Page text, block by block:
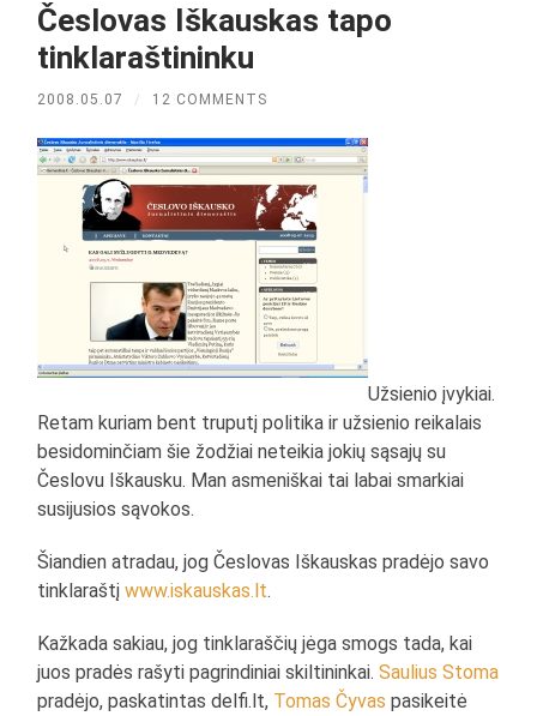
Česlovas Iškauskas tapo
tinklaraštininku
2008.05.07 / 12 COMMENTS
Užsienio įvykiai.
Retam kuriam bent truputį politika ir užsienio reikalais
besidominčiam šie žodžiai neteikia jokių sąsajų su
Česlovu Iškausku. Man asmeniškai tai labai smarkiai
susijusios sąvokos.
Šiandien atradau, jog Česlovas Iškauskas pradėjo savo
tinklaraštįwww.iskauskas.lt.
Kažkada sakiau, jog tinklaraščių jėga smogs tada, kai
juos pradės rašyti pagrindiniai skiltininkai.Saulius Stoma
pradėjo, paskatintas delfi.lt, Tomas Čyvas pasikeitė